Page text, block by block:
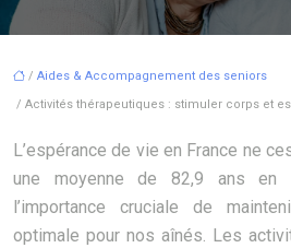
/ Aides & Accompagnement des seniors
/ Activités thérapeutiques : stimuler corps et
L’espérance de vie en France ne
une moyenne de 82,9 ans en
l’importance cruciale de
optimale pour nos aînés. Les